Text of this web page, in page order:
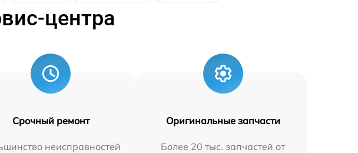
центра
Срочный ремонт
неисправностей
Оригинальные запчасти
Более 20 тыс. запчастей от